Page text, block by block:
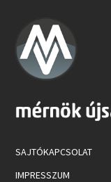
SAJTÓKAPCSOLAT
IMPRESSZUM